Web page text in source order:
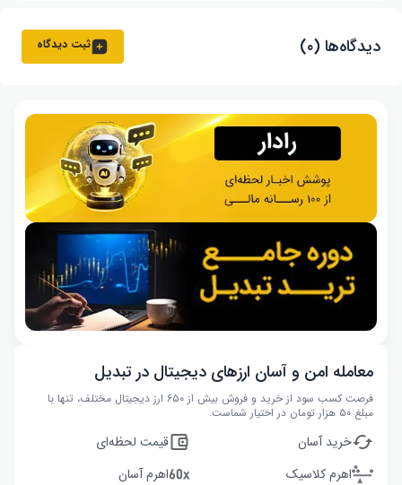
دیدگاه‌ها (۰) ثبت دیدگاه
معامله امن و آسان ارزهای دیجیتال در تبدیل
فرصت کسب سود از خرید و فروش بیش از ۶۵۰ ارز دیجیتال مختلف، تنها با
مبلغ ۵۰ هزار تومان در اختیار شماست.
خرید آسان
قیمت لحظه‌ای
اهرم کلاسیک
اهرم آسان